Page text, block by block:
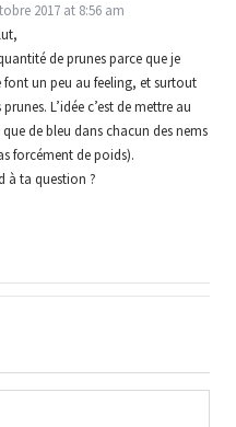
2017 at 8:56 am
de prunes parce que je
font un peu au feeling, et surtout
L’idée c’est de mettre au
de bleu dans chacun des nems
forcément de poids).
à ta question ?